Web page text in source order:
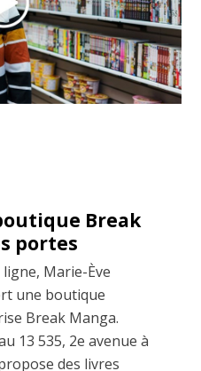
Break
portes
Marie-Ève
une boutique
Break Manga.
13 535, 2e avenue à
des livres